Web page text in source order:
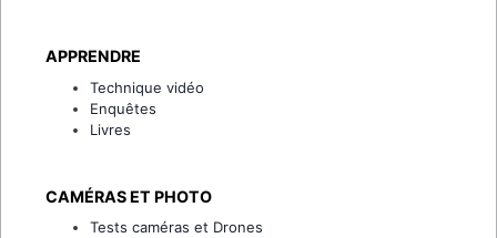
APPRENDRE
Technique vidéo
Enquêtes
Livres
CAMÉRAS ET PHOTO
Tests caméras et Drones